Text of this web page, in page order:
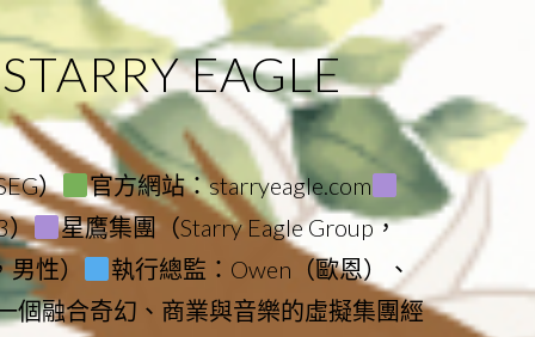
EAGLE
）
官方網站：starryeagle.com
）
星鷹集團（Starry Eagle Group，
性）
執行總監：Owen（歐恩）、
個融合奇幻、商業與音樂的虛擬集團經